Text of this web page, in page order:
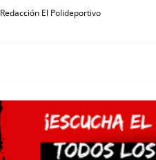
Redacción El Polideportivo